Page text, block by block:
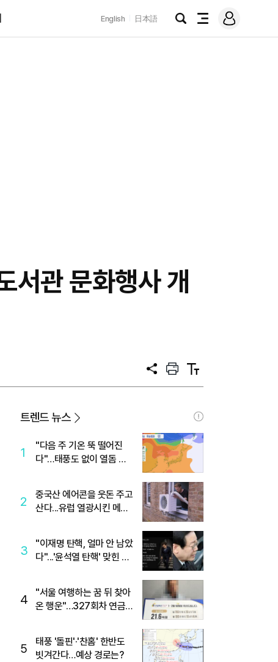
English 日本語
검
전
메
그
서관 문화행사 개
공
프
트
텍
트
트렌드 뉴스
1
"다음 주 기온 뚝 떨어진
다"…태풍도 없이 열돔 박
2
중국산 에어콘을 웃돈 주고
산다...유럽 열광시킨 메이
3
"이재명 탄핵, 얼마 안 남았
다"...'윤석열 탄핵' 맞힌 무
4
"서울 여행하는 꿈 뒤 찾아
온 행운"…327회차 연금
5
태풍 '돌핀'·'찬홈' 한반도
빗겨간다…예상 경로는?